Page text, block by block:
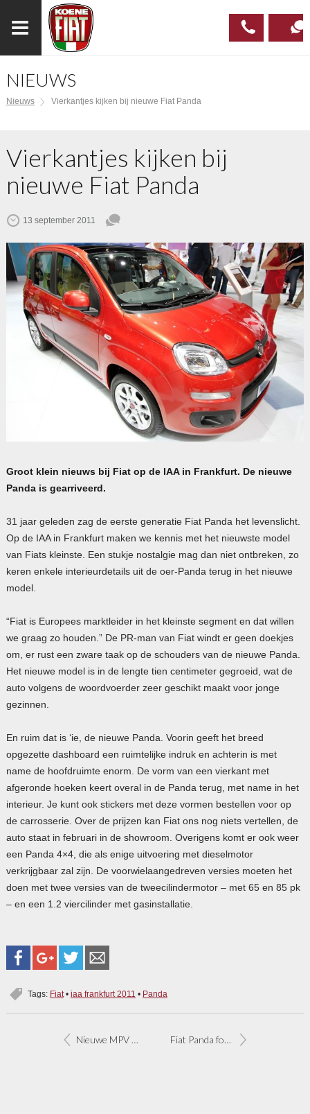
NIEUWS
Nieuws Vierkantjes kijken bij nieuwe Fiat Panda
Vierkantjes kijken bij
nieuwe Fiat Panda
13 september 2011
Groot klein nieuws bij Fiat op de IAAin Frankfurt. De nieuwe
Panda is gearriveerd.
31 jaar geleden zag de eerste generatie Fiat Panda het levenslicht.
Op de IAAin Frankfurt maken we kennis met het nieuwste model
van Fiats kleinste. Een stukje nostalgie mag dan niet ontbreken, zo
keren enkele interieurdetails uit de oer-Panda terug in het nieuwe
model.
“Fiat is Europees marktleider in het kleinste segment en dat willen
we graag zo houden.” De PR-man van Fiat windt er geen doekjes
om, er rust een zware taak op de schouders van de nieuwe Panda.
Het nieuwe model is in de lengte tien centimeter gegroeid, wat de
auto volgens de woordvoerder zeer geschikt maakt voor jonge
gezinnen.
En ruim dat is ‘ie, de nieuwe Panda. Voorin geeft het breed
opgezette dashboard een ruimtelijke indruk en achterin is met
name de hoofdruimte enorm. De vorm van een vierkant met
afgeronde hoeken keert overal in de Panda terug, met name in het
interieur. Je kunt ook stickers met deze vormen bestellen voor op
de carrosserie. Over de prijzen kan Fiat ons nog niets vertellen, de
auto staat in februari in de showroom. Overigens komt er ook weer
een Panda 4×4, die als enige uitvoering met dieselmotor
verkrijgbaar zal zijn. De voorwielaangedreven versies moeten het
doen met twee versies van de tweecilindermotor – met 65 en 85 pk
– en een 1.2 viercilinder met gasinstallatie.
Tags: Fiat• iaa frankfurt 2011 • Panda
Nieuwe MPV Fiat ook voor zeven personen Fiat Panda fors goedkoper